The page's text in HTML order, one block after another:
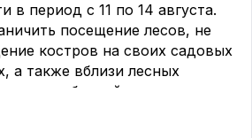
в период с 11 по 14 августа.
посещение лесов, не
костров на своих садовых
а также вблизи лесных
не бросайте горящие
оставляйте на солнечных